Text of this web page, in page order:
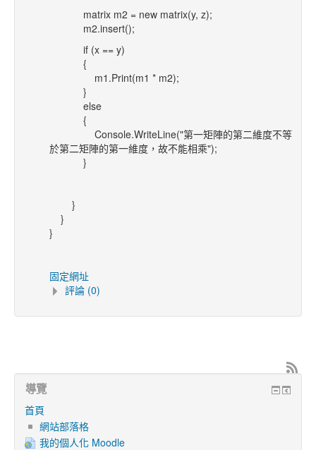
matrix m2 = new matrix(y, z);
m2.insert();
if (x == y)
{
m1.Print(m1 * m2);
}
else
{
Console.WriteLine("第一矩陣的第二維度不等
於第二矩陣的第一維度，故不能相乘");
}
}
}
}
固定網址
評論 (0)
導覽
首頁
網站部落格
我的個人化 Moodle